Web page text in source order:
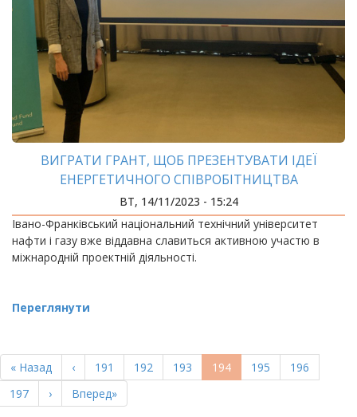
ВИГРАТИ ГРАНТ, ЩОБ ПРЕЗЕНТУВАТИ ІДЕЇ
ЕНЕРГЕТИЧНОГО СПІВРОБІТНИЦТВА
ВТ, 14/11/2023 - 15:24
Івано-Франківський національний технічний університет
нафти і газу вже віддавна славиться активною участю в
міжнародній проектній діяльності.
Переглянути
НА
СТОРІНКИ
Перша
сторінка
« Назад
Попередня
сторінка
‹ Page
191 Page
192 Page
193
Поточна
сторінка
194 Page
195 Page
196
Page
197
Наступна
сторінка
›
Остання
сторінка
Вперед»